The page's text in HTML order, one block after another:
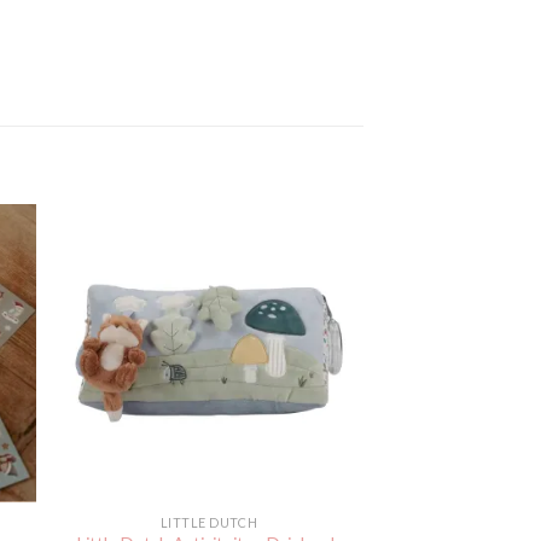
Toevoegen
aan
verlanglijst
LITTLE DUTCH